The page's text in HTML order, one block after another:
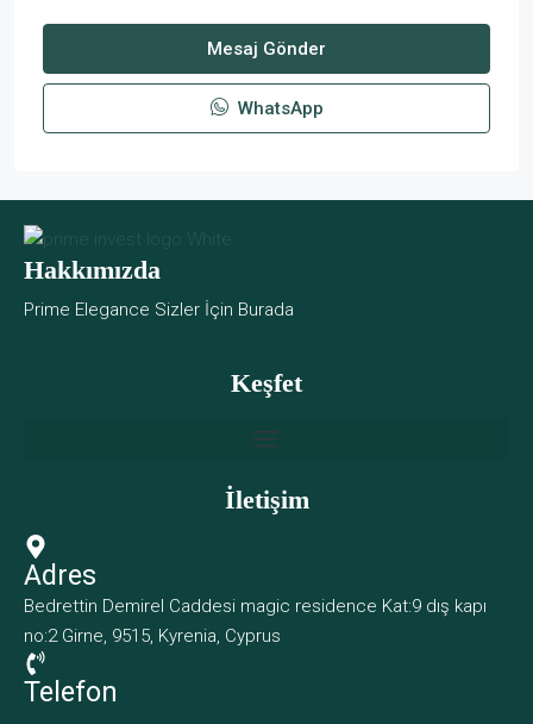
Mesaj Gönder
WhatsApp
Hakkımızda
Prime Elegance Sizler İçin Burada
Keşfet
İletişim
Adres
Bedrettin Demirel Caddesi magic residence Kat:9 dış kapı
no:2 Girne, 9515, Kyrenia, Cyprus
Telefon